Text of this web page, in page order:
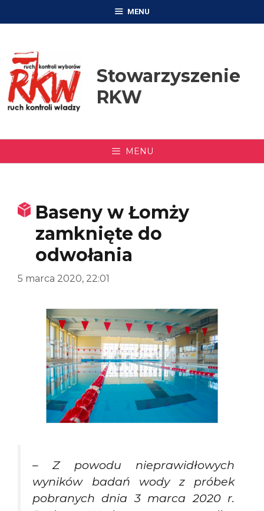
MENU
Stowarzyszenie
RKW
MENU
Baseny w Łomży
zamknięte do
odwołania
5 marca 2020, 22:01
– Z powodu nieprawidłowych
wyników badań wody z próbek
pobranych dnia 3 marca 2020 r.